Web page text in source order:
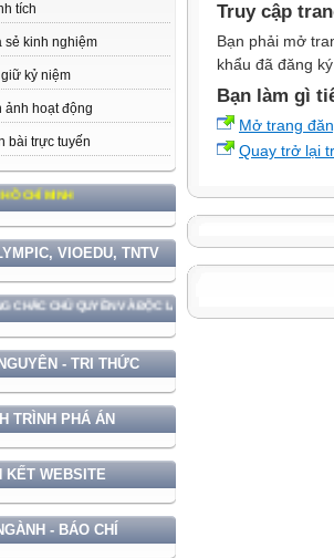
tích
sẻ kinh nghiệm
kỷ niệm
ảnh hoạt động
bài trực tuyến
MINH
VIOEDU, TNTV
CHỦ QUYỀN VÀ ĐỘC LẬP DÂN TỘC!
- TRI THỨC
TRÌNH PHÁ ÁN
KẾT WEBSITE
- BÁO CHÍ
Truy cập
Bạn phải mở
khẩu đã đăng
Bạn làm gì
Mở trang
Quay trở lại